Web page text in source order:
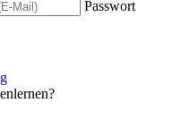
Passwort